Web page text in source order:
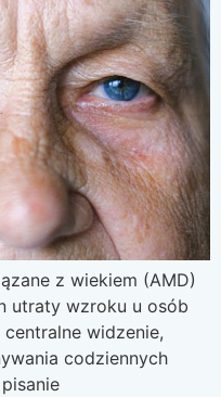
z wiekiem (AMD)
utraty wzroku u osób
widzenie,
codziennych